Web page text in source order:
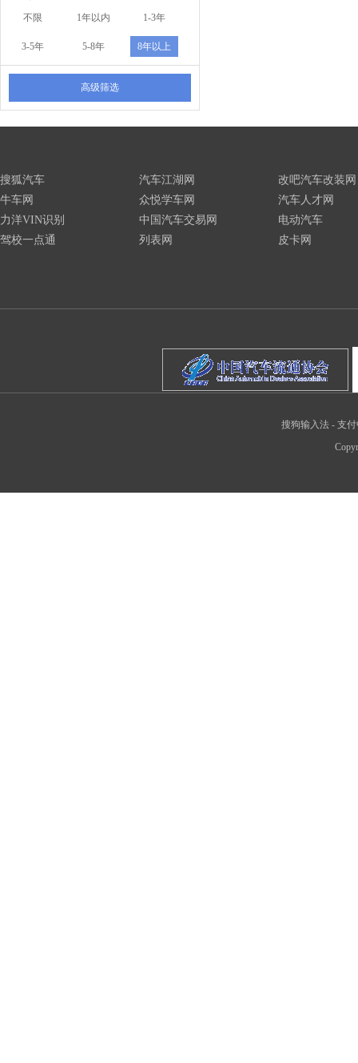
不限 1年以内 1-3年
3-5年 5-8年 8年以上
高级筛选
搜狐汽车
牛车网
力洋VIN识别
驾校一点通
汽车江湖网
众悦学车网
中国汽车交易网
列表网
改吧汽车改装网
汽车人才网
电动汽车
皮卡网
搜狗输入法- 支